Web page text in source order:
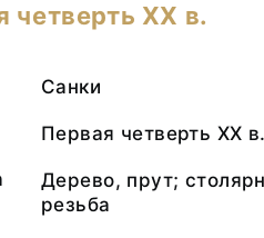
четверть XX в.
Санки
Первая четверть XX в.
Дерево, прут;
резьба